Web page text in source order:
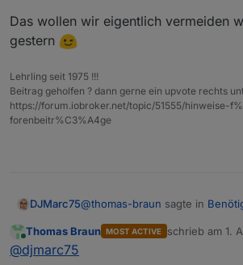
Das wollen wir eigentlich vermeiden
gestern
Lehrling seit 1975 !!!
Beitrag geholfen ? dann gerne ein upvote rechts
https://forum.iobroker.net/topic/51555/hinweise-
forenbeitr%C3%A4ge
DJMarc75@thomas-braun sagte in
Online
Thomas Braun MOST ACTIVE schrieb am 1.
zuletzt editiert
@djmarc75